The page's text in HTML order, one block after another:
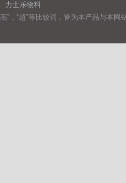
力士乐物料
高”，“超”等比较词，皆为本产品与本网